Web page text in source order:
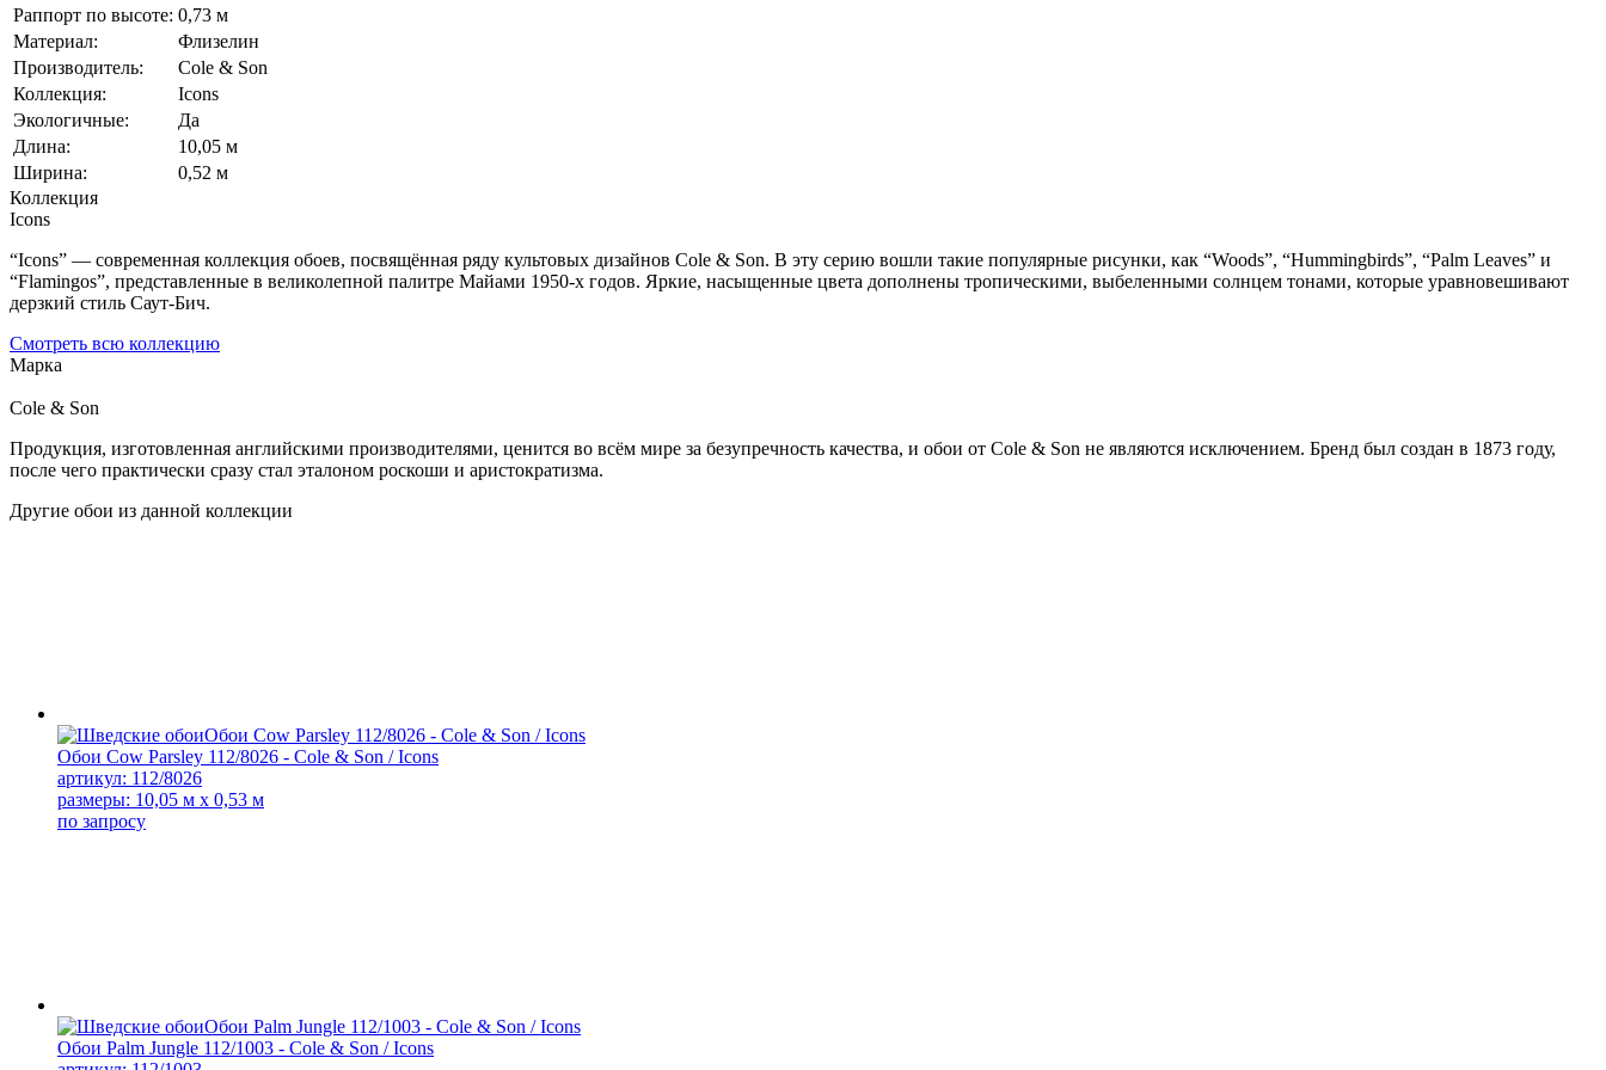
Раппорт по высоте: 0,73 м
Материал:
Флизелин
Производитель:
Cole & Son
Коллекция:
Icons
Экологичные:
Да
Длина:
10,05 м
Ширина:
0,52 м
Коллекция
Icons
“Icons” — современная коллекция обоев, посвящённая ряду культовых дизайнов Cole & Son. В эту серию вошли такие популярные рисунки, как “Woods”, “Hummingbirds”, “Palm Leaves” и
“Flamingos”, представленные в великолепной палитре Майами 1950-х годов. Яркие, насыщенные цвета дополнены тропическими, выбеленными солнцем тонами, которые уравновешивают
дерзкий стиль Саут-Бич.
Смотреть всю коллекцию
Марка
Cole & Son
Продукция, изготовленная английскими производителями, ценится во всём мире за безупречность качества, и обои от Cole & Son не являются исключением. Бренд был создан в 1873 году,
после чего практически сразу стал эталоном роскоши и аристократизма.
Другие обои из данной коллекции
Обои Cow Parsley 112/8026 - Cole & Son / Icons
артикул: 112/8026
размеры: 10,05 м x 0,53 м
по запросу
Обои Palm Jungle 112/1003 - Cole & Son / Icons